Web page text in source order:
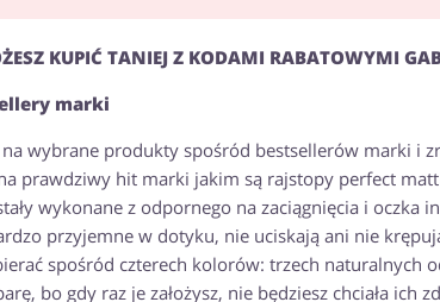
KUPIĆ TANIEJ Z KODAMI RABATOWYMI
marki
wybrane produkty spośród bestsellerów marki i
prawdziwy hit marki jakim są rajstopy perfect
wykonane z odpornego na zaciągnięcia i oczka
przyjemne w dotyku, nie uciskają ani nie
spośród czterech kolorów: trzech naturalnych
bo gdy raz je założysz, nie będziesz chciała ich